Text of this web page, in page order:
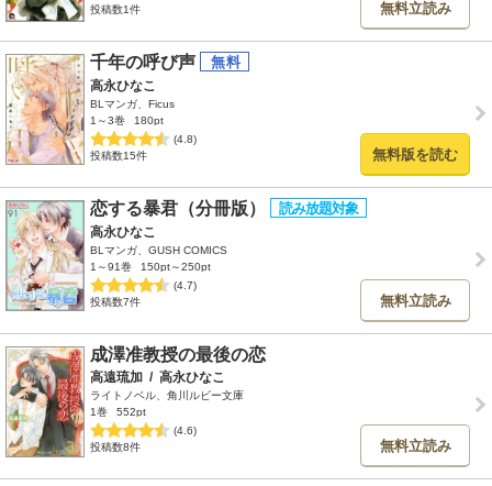
投稿数1件
無料立読み
千年の呼び声
高永ひなこ
BLマンガ、Ficus
1～3巻
180pt
(4.8)
投稿数15件
無料版を読む
恋する暴君（分冊版）
高永ひなこ
BLマンガ、GUSH COMICS
1～91巻
150pt～250pt
(4.7)
投稿数7件
無料立読み
成澤准教授の最後の恋
高遠琉加 / 高永ひなこ
ライトノベル、角川ルビー文庫
1巻
552pt
(4.6)
投稿数8件
無料立読み